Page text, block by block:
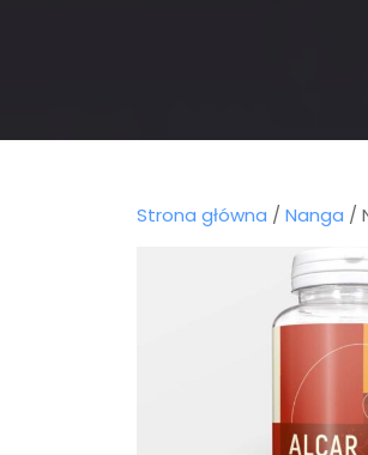
Strona główna / Nanga /